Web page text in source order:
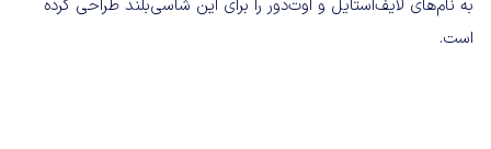
به نام‌های لایف‌استایل و اوت‌دور را برای این شاسی‌بلند طراحی کرده
است.